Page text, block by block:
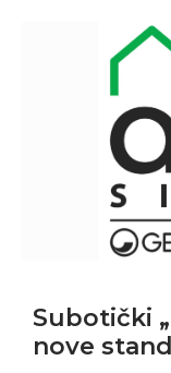
Subotički
nove